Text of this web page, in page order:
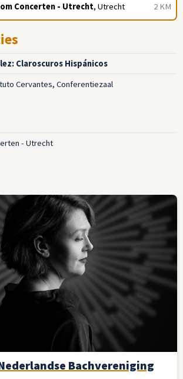
2 KM
Concerten - Utrecht, Utrecht
Claroscuros Hispánicos
Cervantes, Conferentiezaal
- Utrecht
Bachvereniging